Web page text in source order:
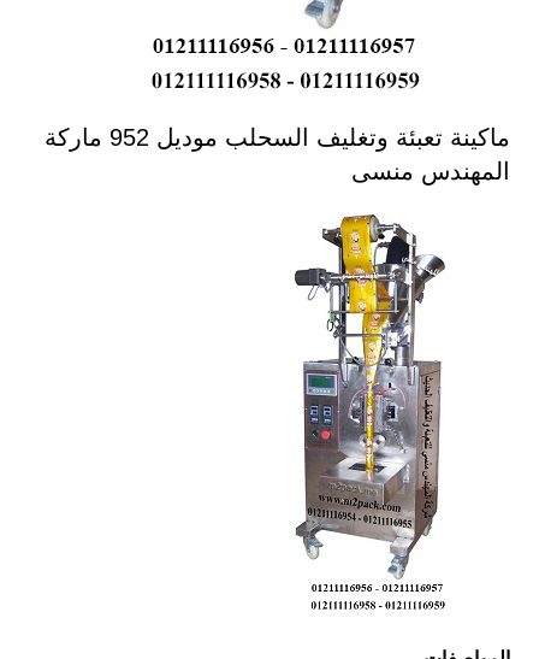
ماكينة تعبئة وتغليف السحلب موديل 952 ماركة
المهندس منسى